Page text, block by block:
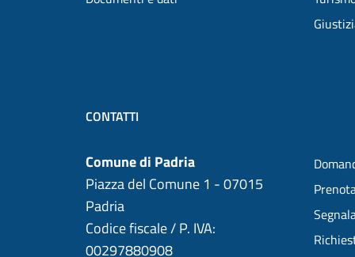
CONTATTI
Comune di Padria
Piazza del Comune 1 - 07015
Padria
Codice fiscale / P. IVA:
00297880908